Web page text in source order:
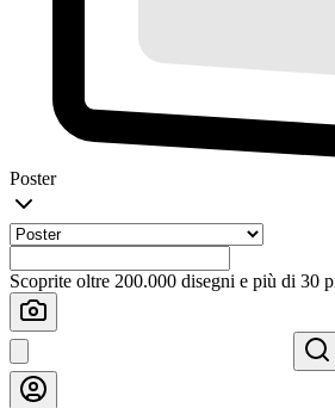
Poster
Scoprite oltre 200.000 disegni e più di 30